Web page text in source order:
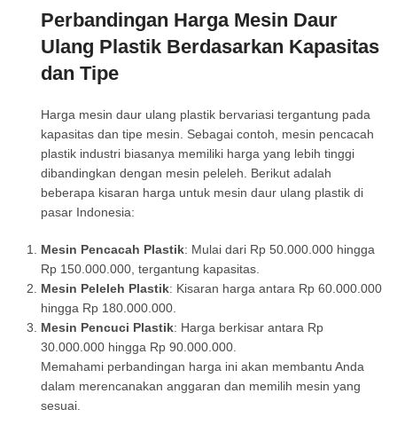
Perbandingan Harga Mesin Daur
Ulang Plastik Berdasarkan Kapasitas
dan Tipe
Harga mesin daur ulang plastik bervariasi tergantung pada
kapasitas dan tipe mesin. Sebagai contoh, mesin pencacah
plastik industri biasanya memiliki harga yang lebih tinggi
dibandingkan dengan mesin peleleh. Berikut adalah
beberapa kisaran harga untuk mesin daur ulang plastik di
pasar Indonesia:
Mesin Pencacah Plastik: Mulai dari Rp 50.000.000 hingga
Rp 150.000.000, tergantung kapasitas.
Mesin Peleleh Plastik: Kisaran harga antara Rp 60.000.000
hingga Rp 180.000.000.
Mesin Pencuci Plastik: Harga berkisar antara Rp
30.000.000 hingga Rp 90.000.000.
Memahami perbandingan harga ini akan membantu Anda
dalam merencanakan anggaran dan memilih mesin yang
sesuai.